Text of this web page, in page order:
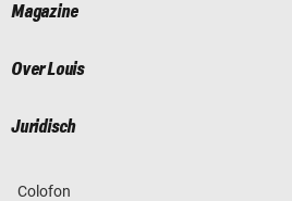
Magazine
Over Louis
Juridisch
Colofon